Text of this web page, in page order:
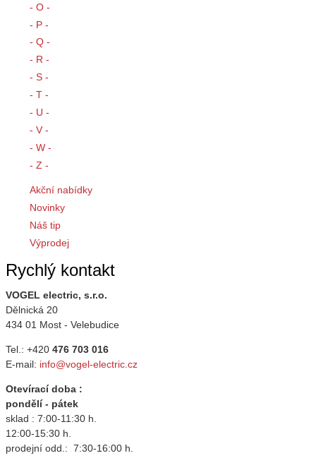
- O -
- P -
- Q -
- R -
- S -
- T -
- U -
- V -
- W -
- Z -
Akční nabídky
Novinky
Náš tip
Výprodej
Rychlý kontakt
VOGEL electric, s.r.o.
Dělnická 20
434 01 Most - Velebudice
Tel.: +420 476 703 016
E-mail: info@vogel-electric.cz
Otevírací doba :
pondělí - pátek
sklad : 7:00-11:30 h.
12:00-15:30 h.
prodejní odd.: 7:30-16:00 h.